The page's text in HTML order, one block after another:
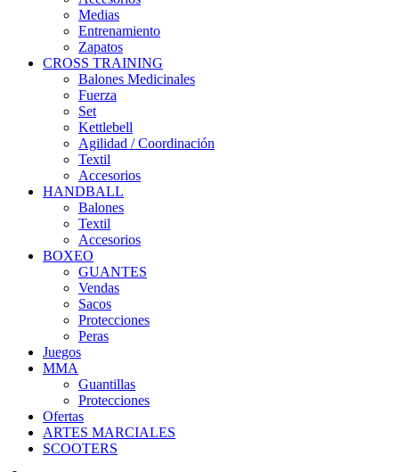
Medias
Entrenamiento
Zapatos
CROSS TRAINING
Balones Medicinales
Fuerza
Set
Kettlebell
Agilidad / Coordinación
Textil
Accesorios
HANDBALL
Balones
Textil
Accesorios
BOXEO
GUANTES
Vendas
Sacos
Protecciones
Peras
Juegos
MMA
Guantillas
Protecciones
Ofertas
ARTES MARCIALES
SCOOTERS